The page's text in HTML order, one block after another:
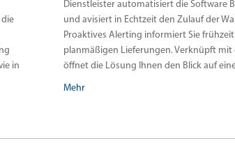
die
in
Dienstleister automatisiert die Software
und avisiert in Echtzeit den Zulauf der
Proaktives Alerting informiert Sie
planmäßigen Lieferungen. Verknüpft
öffnet die Lösung Ihnen den Blick auf
Mehr